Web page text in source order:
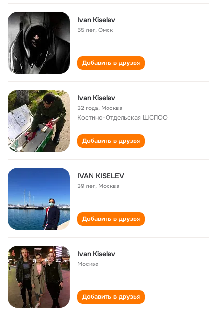
Ivan Kiselev
55 лет,Омск
Добавить в друзья
Ivan Kiselev
32 года, Москва
Костино-Отдельская ШСПОО
Добавить в друзья
IVAN KISELEV
39 лет, Москва
Добавить в друзья
Ivan Kiselev
Москва
Добавить в друзья